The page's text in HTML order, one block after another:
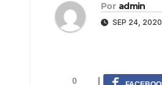
Por admin
SEP 24, 2020
0